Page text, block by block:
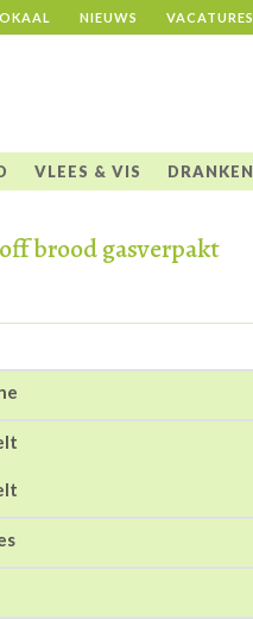
NIEUWS VACATURES
VLEES & VIS DRANKEN
brood gasverpakt